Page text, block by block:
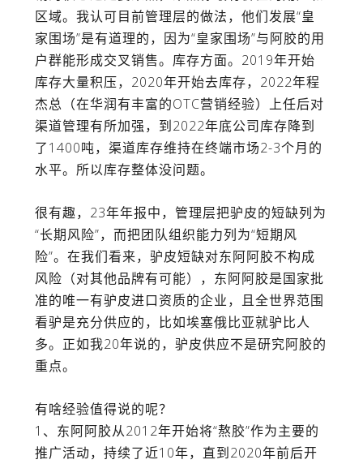
区域。我认可目前管理层的做法，他们发展“皇
家围场”是有道理的，因为“皇家围场”与阿胶的用
户群能形成交叉销售。库存方面。2019年开始
库存大量积压，2020年开始去库存，2022年程
杰总（在华润有丰富的OTC营销经验）上任后对
渠道管理有所加强，到2022年底公司库存降到
了1400吨，渠道库存维持在终端市场2-3个月的
水平。所以库存整体没问题。
很有趣，23年年报中，管理层把驴皮的短缺列为
“长期风险”，而把团队组织能力列为“短期风
险”。在我们看来，驴皮短缺对东阿阿胶不构成
风险（对其他品牌有可能），东阿阿胶是国家批
准的唯一有驴皮进口资质的企业，且全世界范围
看驴是充分供应的，比如埃塞俄比亚就驴比人
多。正如我20年说的，驴皮供应不是研究阿胶的
重点。
有啥经验值得说的呢？
1、东阿阿胶从2012年开始将“熬胶”作为主要的
推广活动，持续了近10年，直到2020年前后开